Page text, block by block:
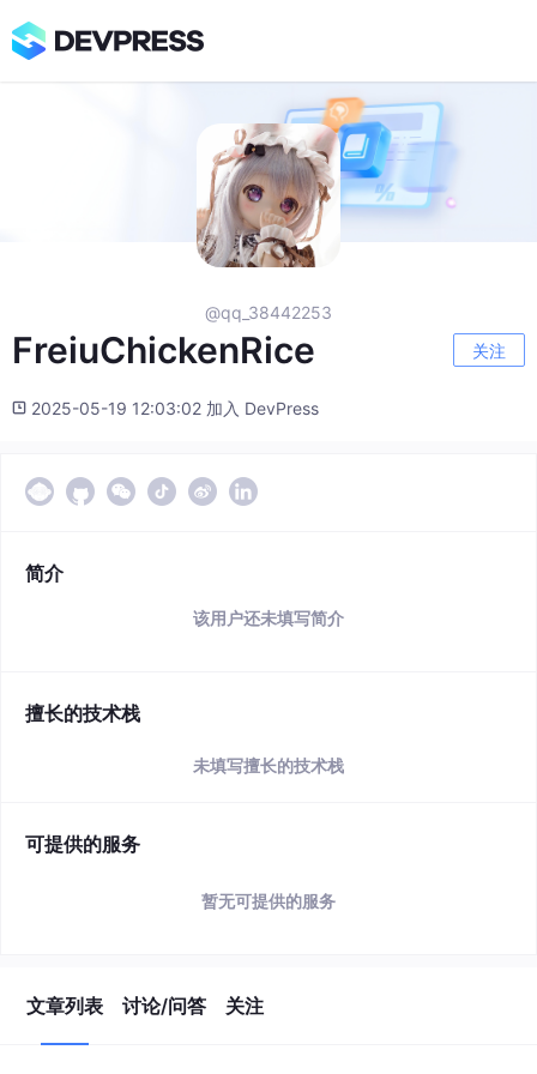
@qq_38442253
FreiuChickenRice 关注
2025-05-19 12:03:02 加入 DevPress
简介
该用户还未填写简介
擅长的技术栈
未填写擅长的技术栈
可提供的服务
暂无可提供的服务
文章列表 讨论/问答 关注